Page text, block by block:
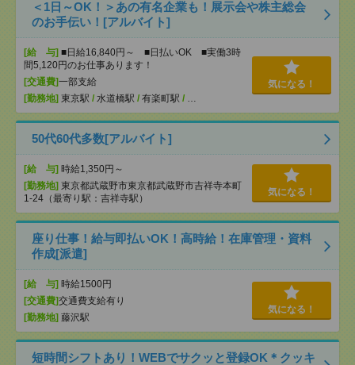
＜1日～OK！＞あの有名企業も！展示会や株主総会
のお手伝い！[アルバイト]
[給 与] ■日給16,840円～ ■日払いOK ■実働3時
間5,120円のお仕事あります！
[交通費]一部支給
[勤務地] 東京駅 / 水道橋駅 / 有楽町駅 / …
気になる！
50代60代多数[アルバイト]
[給 与] 時給1,350円～
[勤務地] 東京都武蔵野市東京都武蔵野市吉祥寺本町
1-24（最寄り駅：吉祥寺駅）
気になる！
座り仕事！給与即払いOK！高時給！在庫管理・資料
作成[派遣]
[給 与] 時給1500円
[交通費]交通費支給有り
[勤務地] 藤沢駅
気になる！
短時間シフトあり！WEBでサクッと登録OK＊クッキ